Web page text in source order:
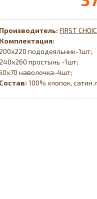
FIRST
Комплектация:
200х220 пододеяльник-1шт;
240х260 простынь -1шт;
наволочка-4шт;
Состав:100% хлопок,